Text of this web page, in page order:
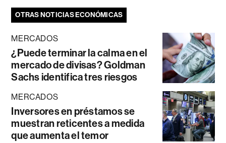
OTRAS NOTICIAS ECONÓMICAS
MERCADOS
¿Puede terminar la calma en el
mercado de divisas? Goldman
Sachs identifica tres riesgos
MERCADOS
Inversores en préstamos se
muestran reticentes a medida
que aumenta el temor